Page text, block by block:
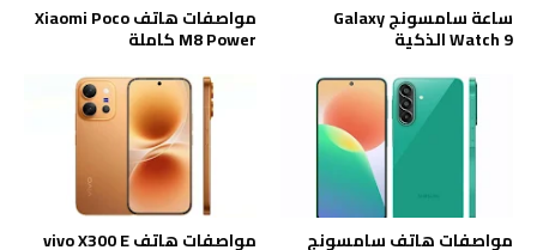
ساعة سامسونج Galaxy
Watch 9 الذكية
مواصفات هاتف Xiaomi Poco
M8 Power كاملة
مواصفات هاتف سامسونج مواصفات هاتف vivo X300 E